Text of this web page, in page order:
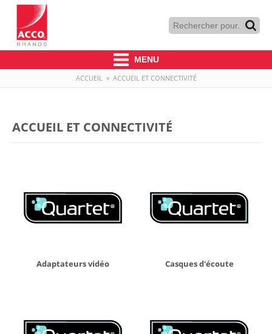
MENU
ACCUEIL » ACCUEIL ET CONNECTIVITÉ
ACCUEIL ET CONNECTIVITÉ
Adaptateurs vidéo Casques d'écoute